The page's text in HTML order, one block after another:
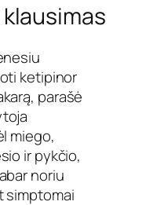
ketipinor
parašė
miego,
ir pykčio,
noriu
simptomai